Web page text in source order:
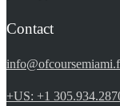
Contact
+US: +1